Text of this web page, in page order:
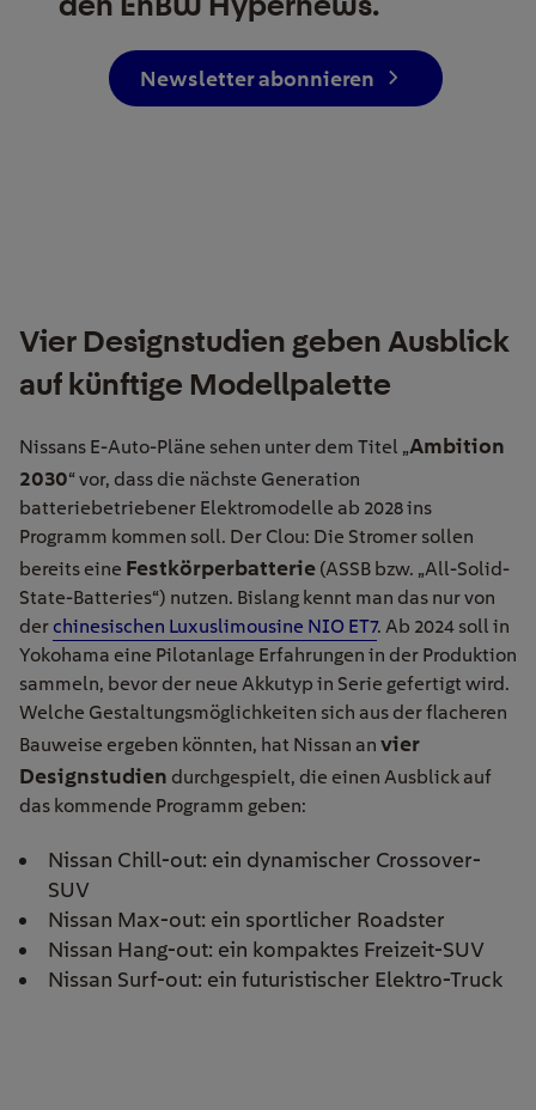
Newsletter abonnieren
Vier Designstudien geben Ausblick
auf künftige Modellpalette
Nissans E-Auto-Pläne sehen unter dem Titel „Ambition
2030“ vor, dass die nächste Generation
batteriebetriebener Elektromodelle ab 2028 ins
Programm kommen soll. Der Clou: Die Stromer sollen
bereits eine Festkörperbatterie (ASSB bzw. „All-Solid-
State-Batteries“) nutzen. Bislang kennt man das nur von
der chinesischen Luxuslimousine NIO ET7. Ab 2024 soll in
Yokohama eine Pilotanlage Erfahrungen in der Produktion
sammeln, bevor der neue Akkutyp in Serie gefertigt wird.
Welche Gestaltungsmöglichkeiten sich aus der flacheren
Bauweise ergeben könnten, hat Nissan an vier
Designstudien durchgespielt, die einen Ausblick auf
das kommende Programm geben:
Nissan Chill-out: ein dynamischer Crossover-
SUV
Nissan Max-out: ein sportlicher Roadster
Nissan Hang-out: ein kompaktes Freizeit-SUV
Nissan Surf-out: ein futuristischer Elektro-Truck